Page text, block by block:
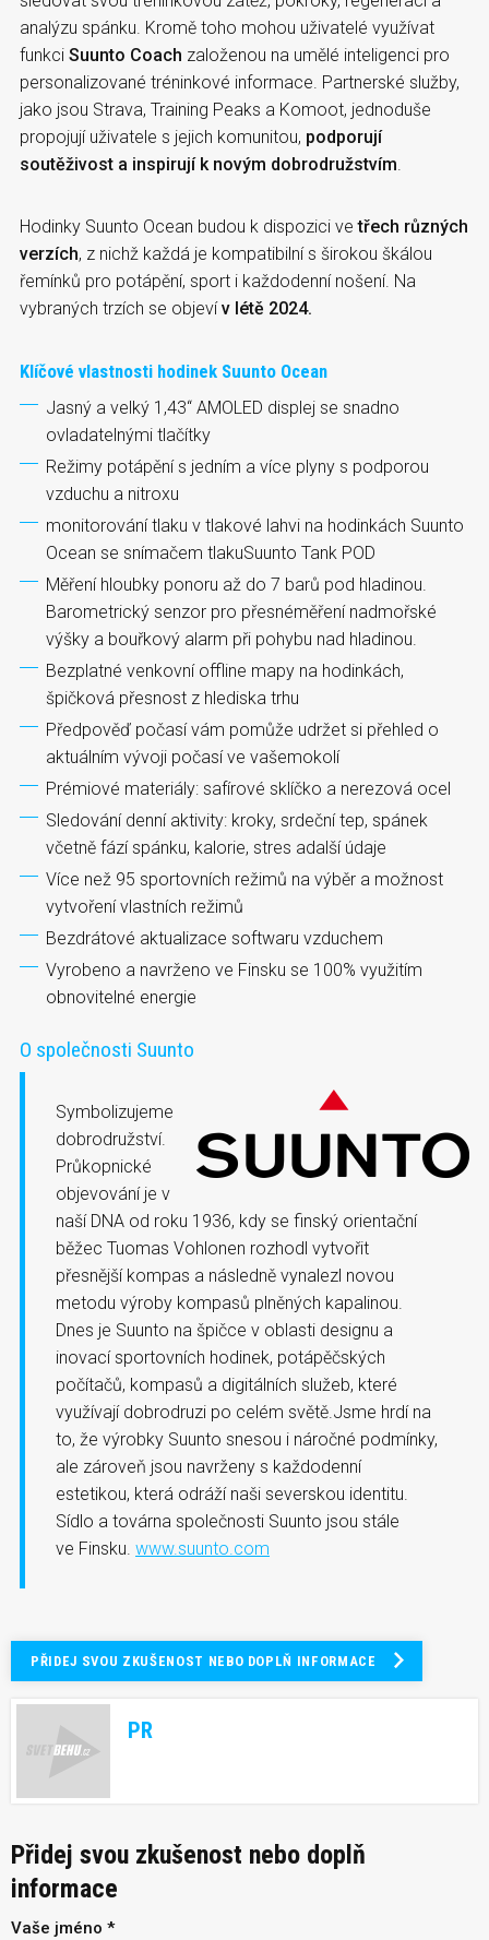
analýzu spánku. Kromě toho mohou uživatelé využívat
funkci Suunto Coach založenou na umělé inteligenci pro
personalizované tréninkové informace. Partnerské služby,
jako jsou Strava, Training Peaks a Komoot, jednoduše
propojují uživatele s jejich komunitou, podporují
soutěživost a inspirují k novým dobrodružstvím.
Hodinky Suunto Ocean budou k dispozici vetřech různých
verzích, z nichž každá je kompatibilní s širokou škálou
řemínků pro potápění, sport i každodenní nošení. Na
vybraných trzích se objevív létě 2024.
Klíčové vlastnosti hodinek Suunto Ocean
Jasný a velký 1,43“ AMOLED displej se snadno
ovladatelnými tlačítky
Režimy potápění s jedním a více plyny s podporou
vzduchu a nitroxu
monitorování tlaku v tlakové lahvi na hodinkách Suunto
Ocean se snímačem tlakuSuunto Tank POD
Měření hloubky ponoru až do 7 barů pod hladinou.
Barometrický senzor pro přesnéměření nadmořské
výšky a bouřkový alarm při pohybu nad hladinou.
Bezplatné venkovní offline mapy na hodinkách,
špičková přesnost z hlediska trhu
Předpověď počasí vám pomůže udržet si přehled o
aktuálním vývoji počasí ve vašemokolí
Prémiové materiály: safírové sklíčko a nerezová ocel
Sledování denní aktivity: kroky, srdeční tep, spánek
včetně fází spánku, kalorie, stres adalší údaje
Více než 95 sportovních režimů na výběr a možnost
vytvoření vlastních režimů
Bezdrátové aktualizace softwaru vzduchem
Vyrobeno a navrženo ve Finsku se 100% využitím
obnovitelné energie
O společnosti Suunto
Symbolizujeme
dobrodružství.
Průkopnické
objevování je v
naší DNA od roku 1936, kdy se finský orientační
běžec Tuomas Vohlonen rozhodl vytvořit
přesnější kompas a následně vynalezl novou
metodu výroby kompasů plněných kapalinou.
Dnes je Suunto na špičce v oblasti designu a
inovací sportovních hodinek, potápěčských
počítačů, kompasů a digitálních služeb, které
využívají dobrodruzi po celém světě.Jsme hrdí na
to, že výrobky Suunto snesou i náročné podmínky,
ale zároveň jsou navrženy s každodenní
estetikou, která odráží naši severskou identitu.
Sídlo a továrna společnosti Suunto jsou stále
ve Finsku. www.suunto.com
PŘIDEJ SVOU ZKUŠENOST NEBO DOPLŇ INFORMACE
PR
Přidej svou zkušenost nebo doplň
informace
Vaše jméno *